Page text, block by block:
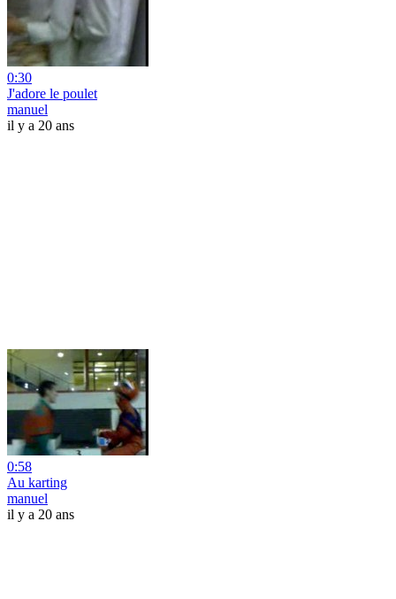
0:30
J'adore le poulet
manuel
il y a 20 ans
0:58
Au karting
manuel
il y a 20 ans